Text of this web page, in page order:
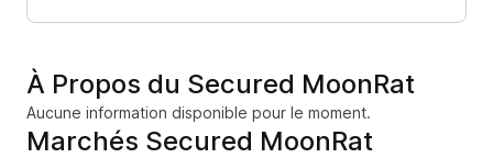
À Propos du Secured MoonRat
Aucune information disponible pour le moment.
Marchés Secured MoonRat